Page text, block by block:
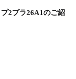
2ブラ26A1のご紹